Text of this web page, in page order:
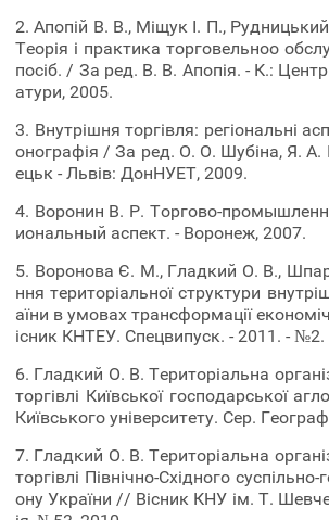
2. Апопій В. В., Міщук І. П.,
Теорія і практика торговельноо
посіб. / За ред. В. В. Апопія. - К.:
атури, 2005.
3. Внутрішня торгівля: регіональні
онографія / За ред. О. О. Шубіна, Я.
ецьк - Львів: ДонНУЕТ, 2009.
4. Воронин В. Р. Торгово-
иональный аспект. - Воронеж, 2007.
5. Воронова Є. М., Гладкий О. В.,
ння територіальної структури
аїни в умовах трансформації
існик КНТЕУ. Спецвипуск. - 2011. - №2.
6. Гладкий О. В. Територіальна
торгівлі Київської господарської
Київського університету. Сер.
7. Гладкий О. В. Територіальна
торгівлі Північно-Східного
ону України // Вісник КНУ ім. Т.